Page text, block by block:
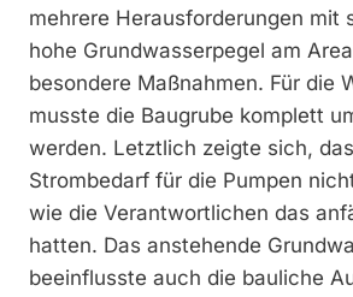
mehrere Herausforderungen mit
hohe Grundwasserpegel am
besondere Maßnahmen. Für die
musste die Baugrube komplett
werden. Letztlich zeigte sich,
Strombedarf für die Pumpen
wie die Verantwortlichen das
hatten. Das anstehende
beeinflusste auch die bauliche